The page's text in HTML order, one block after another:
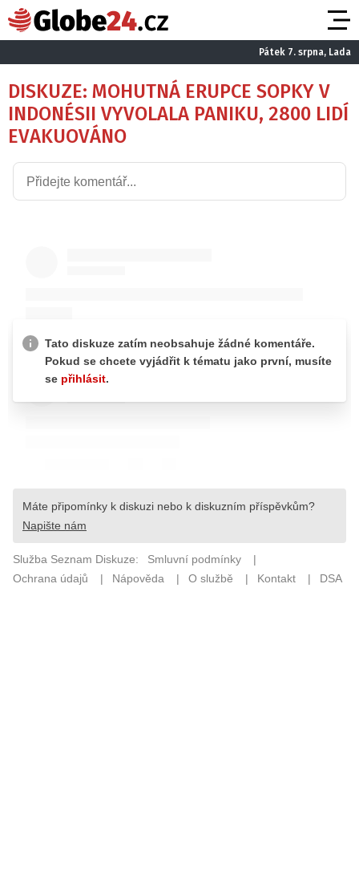
Pátek 7. srpna, Lada
DISKUZE: MOHUTNÁ ERUPCE SOPKY V
INDONÉSII VYVOLALA PANIKU, 2800 LIDÍ
EVAKUOVÁNO